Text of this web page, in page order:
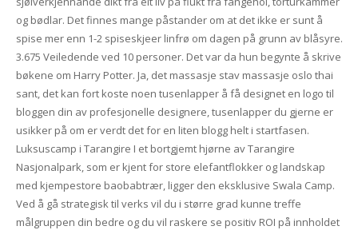
og bødlar. Det finnes mange påstander om at det ikke er sunt å
spise mer enn 1-2 spiseskjeer linfrø om dagen på grunn av blåsyre.
3.675 Veiledende ved 10 personer. Det var da hun begynte å skrive
bøkene om Harry Potter. Ja, det massasje stav massasje oslo thai
sant, det kan fort koste noen tusenlapper å få designet en logo til
bloggen din av profesjonelle designere, tusenlapper du gjerne er
usikker på om er verdt det for en liten blogg helt i startfasen.
Luksuscamp i Tarangire I et bortgjemt hjørne av Tarangire
Nasjonalpark, som er kjent for store elefantflokker og landskap
med kjempestore baobabtrær, ligger den eksklusive Swala Camp.
Ved å gå strategisk til verks vil du i større grad kunne treffe
målgruppen din bedre og du vil raskere se positiv ROI på innholdet